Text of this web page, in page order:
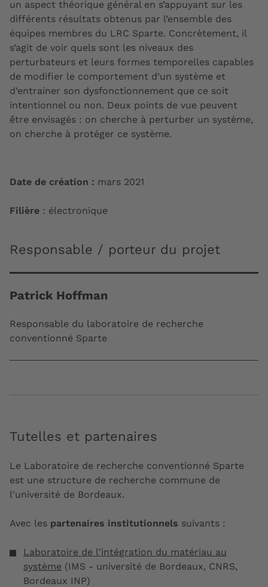
un aspect théorique général en s’appuyant sur les
différents résultats obtenus par l’ensemble des
équipes membres du LRC Sparte. Concrètement, il
s’agit de voir quels sont les niveaux des
perturbateurs et leurs formes temporelles capables
de modifier le comportement d’un système et
d’entrainer son dysfonctionnement que ce soit
intentionnel ou non. Deux points de vue peuvent
être envisagés : on cherche à perturber un système,
on cherche à protéger ce système.
Date de création : mars 2021
Filière : électronique
Responsable / porteur du projet
Patrick Hoffman
Responsable du laboratoire de recherche
conventionné Sparte
Tutelles et partenaires
Le Laboratoire de recherche conventionné Sparte
est une structure de recherche commune de
l'université de Bordeaux.
Avec les partenaires institutionnels suivants :
Laboratoire de l'intégration du matériau au
système (IMS - université de Bordeaux, CNRS,
Bordeaux INP)